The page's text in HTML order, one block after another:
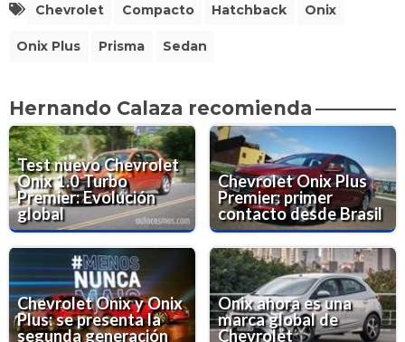
Chevrolet Compacto Hatchback Onix
Onix Plus Prisma Sedan
Hernando Calaza recomienda
Test nuevo Chevrolet
Onix 1.0 Turbo
Premier: Evolución
global
Chevrolet Onix Plus
Premier: primer
contacto desde Brasil
Chevrolet Onix y Onix
Plus: se presenta la
segunda generación
Onix ahora es una
marca global de
Chevrolet